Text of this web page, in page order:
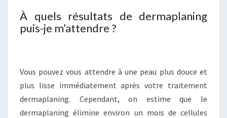
À quels résultats de dermaplaning
puis-je m’attendre ?
Vous pouvez vous attendre à une peau plus douce et
plus lisse immédiatement après votre traitement
dermaplaning. Cependant, on estime que le
dermaplaning élimine environ un mois de cellules